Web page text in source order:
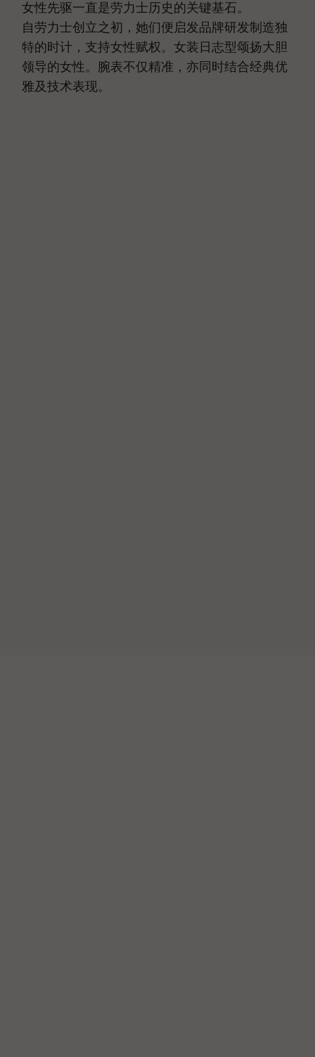
女性先驱一直是劳力士历史的关键基石。
自劳力士创立之初，她们便启发品牌研发制造独
特的时计，支持女性赋权。女装日志型颂扬大胆
领导的女性。腕表不仅精准，亦同时结合经典优
雅及技术表现。